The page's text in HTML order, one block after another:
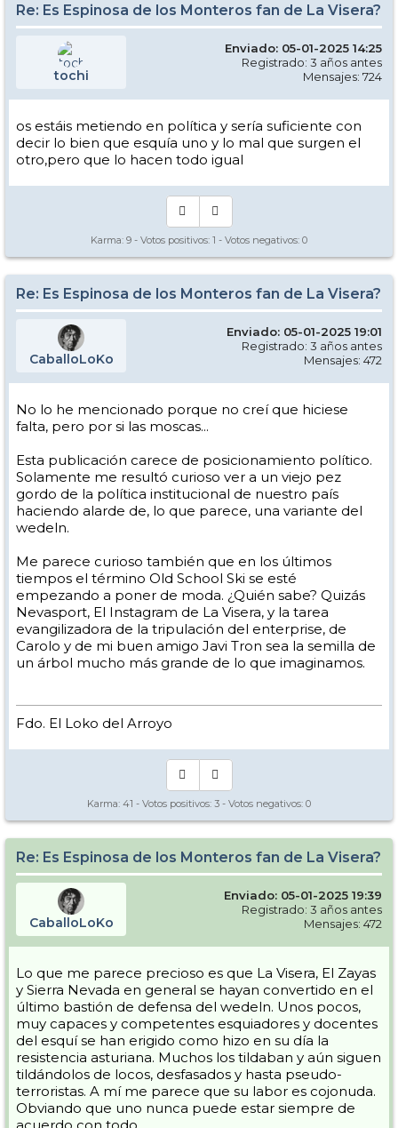
Re: Es Espinosa de los Monteros fan de La Visera?
tochi
Enviado: 05-01-2025 14:25
Registrado: 3 años antes
Mensajes: 724
os estáis metiendo en política y sería suficiente con
decir lo bien que esquía uno y lo mal que surgen el
otro,pero que lo hacen todo igual
Karma: 9 - Votos positivos: 1 - Votos negativos: 0
Re: Es Espinosa de los Monteros fan de La Visera?
CaballoLoKo
Enviado: 05-01-2025 19:01
Registrado: 3 años antes
Mensajes: 472
No lo he mencionado porque no creí que hiciese
falta, pero por si las moscas...
Esta publicación carece de posicionamiento político.
Solamente me resultó curioso ver a un viejo pez
gordo de la política institucional de nuestro país
haciendo alarde de, lo que parece, una variante del
wedeln.
Me parece curioso también que en los últimos
tiempos el término Old School Ski se esté
empezando a poner de moda. ¿Quién sabe? Quizás
Nevasport, El Instagram de La Visera, y la tarea
evangilizadora de la tripulación del enterprise, de
Carolo y de mi buen amigo Javi Tron sea la semilla de
un árbol mucho más grande de lo que imaginamos.
Fdo. El Loko del Arroyo
Karma: 41 - Votos positivos: 3 - Votos negativos: 0
Re: Es Espinosa de los Monteros fan de La Visera?
CaballoLoKo
Enviado: 05-01-2025 19:39
Registrado: 3 años antes
Mensajes: 472
Lo que me parece precioso es que La Visera, El Zayas
y Sierra Nevada en general se hayan convertido en el
último bastión de defensa del wedeln. Unos pocos,
muy capaces y competentes esquiadores y docentes
del esquí se han erigido como hizo en su día la
resistencia asturiana. Muchos los tildaban y aún siguen
tildándolos de locos, desfasados y hasta pseudo-
terroristas. A mí me parece que su labor es cojonuda.
Obviando que uno nunca puede estar siempre de
acuerdo con todo...